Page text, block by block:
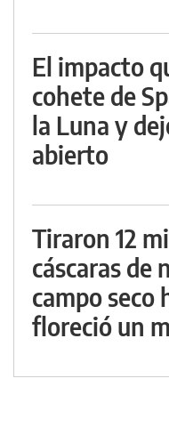
El impacto
cohete de
la Luna y
abierto
Tiraron 12
cáscaras de
campo seco
floreció un